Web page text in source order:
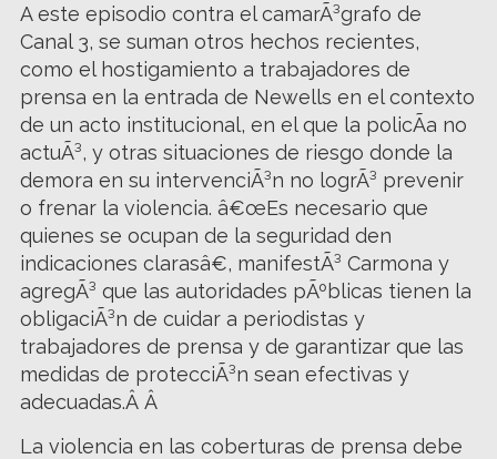
A este episodio contra el camarÃ³grafo de
Canal 3, se suman otros hechos recientes,
como el hostigamiento a trabajadores de
prensa en la entrada de Newells en el contexto
de un acto institucional, en el que la policÃ­a no
actuÃ³, y otras situaciones de riesgo donde la
demora en su intervenciÃ³n no logrÃ³ prevenir
o frenar la violencia. â€œEs necesario que
quienes se ocupan de la seguridad den
indicaciones clarasâ€, manifestÃ³ Carmona y
agregÃ³ que las autoridades pÃºblicas tienen la
obligaciÃ³n de cuidar a periodistas y
trabajadores de prensa y de garantizar que las
medidas de protecciÃ³n sean efectivas y
adecuadas.Â Â
La violencia en las coberturas de prensa debe